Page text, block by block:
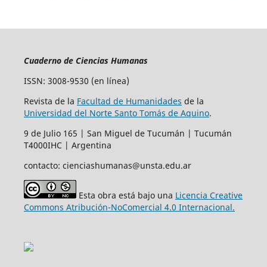
Cuaderno de Ciencias Humanas
ISSN: 3008-9530 (en línea)
Revista de la Facultad de Humanidades de la
Universidad del Norte Santo Tomás de Aquino.
9 de Julio 165 | San Miguel de Tucumán | Tucumán
T4000IHC | Argentina
contacto: cienciashumanas@unsta.edu.ar
Esta obra está bajo una Licencia Creative
Commons Atribución-NoComercial 4.0 Internacional.